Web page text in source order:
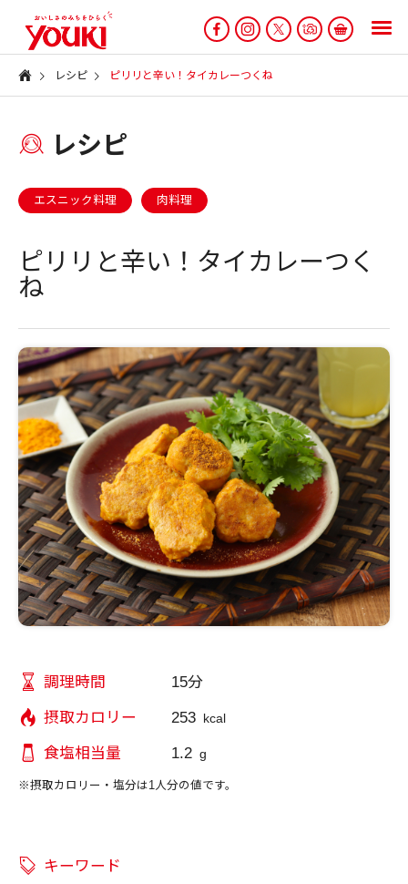
レシピ ピリリと辛い！タイカレーつくね
レシピ
エスニック料理 肉料理
ピリリと辛い！タイカレーつく
ね
調理時間 15分
摂取カロリー 253 kcal
食塩相当量 1.2 g
※摂取カロリー・塩分は1人分の値です。
キーワード